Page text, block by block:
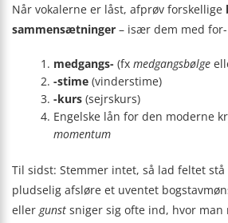
Når vokalerne er låst, afprøv forskellige
sammensætninger – især dem med
medgangs- (fxmedgangsbølge
-stime (vinderstime)
-kurs (sejrskurs)
Engelske lån for den moderne
momentum
Til sidst: Stemmer intet, så lad feltet
pludselig afsløre et uventet
eller gunst sniger sig ofte ind, hvor